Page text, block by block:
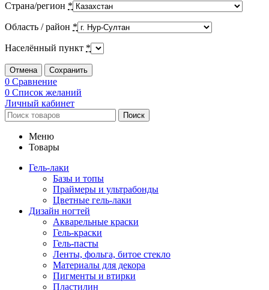
Страна/регион *
Область / район *
Населённый пункт *
Отмена Сохранить
0 Сравнение
0 Список желаний
Личный кабинет
Поиск
Меню
Товары
Гель-лаки
Базы и топы
Праймеры и ультрабонды
Цветные гель-лаки
Дизайн ногтей
Акварельные краски
Гель-краски
Гель-пасты
Ленты, фольга, битое стекло
Материалы для декора
Пигменты и втирки
Пластилин